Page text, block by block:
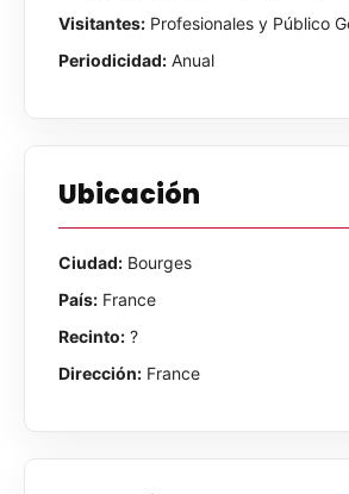
Visitantes: Profesionales y Público
Periodicidad: Anual
Ubicación
Ciudad: Bourges
País: France
Recinto: ?
Dirección: France